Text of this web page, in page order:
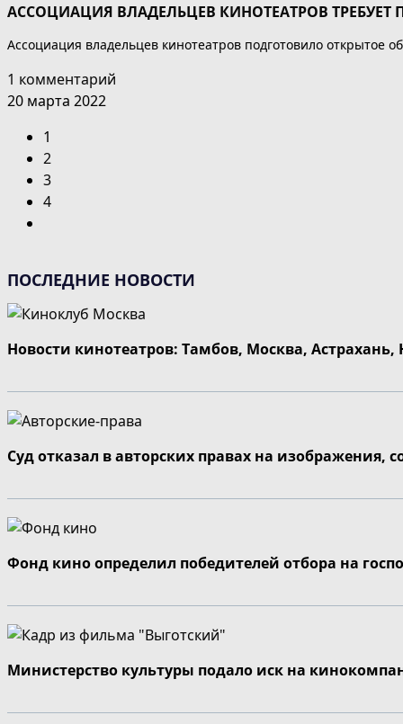
АССОЦИАЦИЯ ВЛАДЕЛЬЦЕВ КИНОТЕАТРОВ ТРЕБУЕТ
Ассоциация владельцев кинотеатров подготовило открытое
1 комментарий
20 марта 2022
1
2
3
4
страницу
ПОСЛЕДНИЕ НОВОСТИ
Новости кинотеатров: Тамбов, Москва,
Суд отказал в авторских правах на изображения,
Фонд кино определил победителей отбора на
Министерство культуры подало иск на